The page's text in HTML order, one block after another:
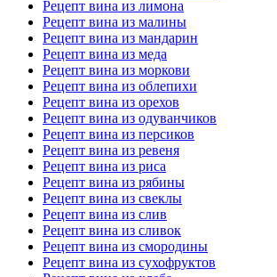
Рецепт вина из лимона
Рецепт вина из малины
Рецепт вина из мандарин
Рецепт вина из меда
Рецепт вина из моркови
Рецепт вина из облепихи
Рецепт вина из орехов
Рецепт вина из одуванчиков
Рецепт вина из персиков
Рецепт вина из ревеня
Рецепт вина из риса
Рецепт вина из рябины
Рецепт вина из свеклы
Рецепт вина из слив
Рецепт вина из сливок
Рецепт вина из смородины
Рецепт вина из сухофруктов